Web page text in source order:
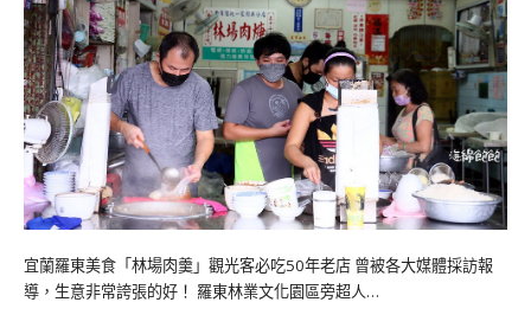
宜蘭羅東美食「林場肉羹」觀光客必吃50年老店 曾被各大媒體採訪報
導，生意非常誇張的好！ 羅東林業文化園區旁超人…